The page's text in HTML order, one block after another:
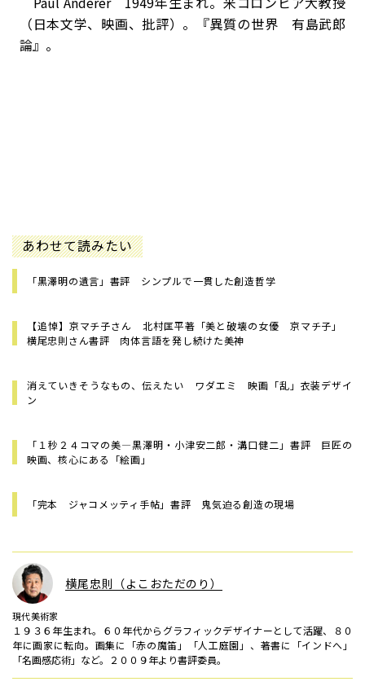
（日本文学、映画、批評）。『異質の世界 有島武郎
論』。
あわせて読みたい
「黒澤明の遺言」書評 シンプルで一貫した創造哲学
【追悼】京マチ子さん 北村匡平著「美と破壊の女優 京マチ子」
横尾忠則さん書評 肉体言語を発し続けた美神
消えていきそうなもの、伝えたい ワダエミ 映画「乱」衣装デザイ
ン
「１秒２４コマの美―黒澤明・小津安二郎・溝口健二」書評 巨匠の
映画、核心にある「絵画」
「完本 ジャコメッティ手帖」書評 鬼気迫る創造の現場
横尾忠則（よこおただのり）
現代美術家
１９３６年生まれ。６０年代からグラフィックデザイナーとして活躍、８０
年に画家に転向。画集に「赤の魔笛」「人工庭園」、著書に「インドへ」
「名画感応術」など。２００９年より書評委員。